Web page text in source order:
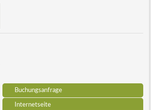
Buchungsanfrage
Internetseite